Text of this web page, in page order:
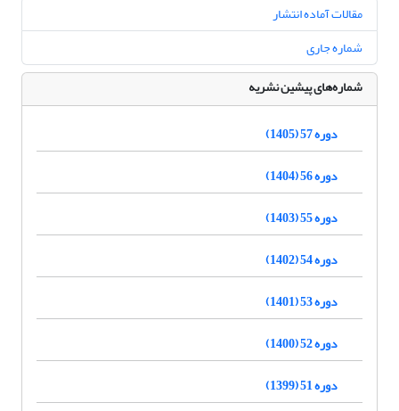
مقالات آماده انتشار
شماره جاری
شماره‌های پیشین نشریه
دوره 57 (1405)
دوره 56 (1404)
دوره 55 (1403)
دوره 54 (1402)
دوره 53 (1401)
دوره 52 (1400)
دوره 51 (1399)